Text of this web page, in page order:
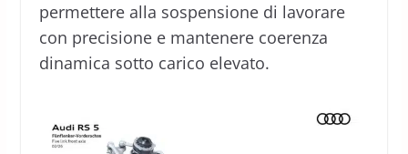
permettere alla sospensione di lavorare
con precisione e mantenere coerenza
dinamica sotto carico elevato.